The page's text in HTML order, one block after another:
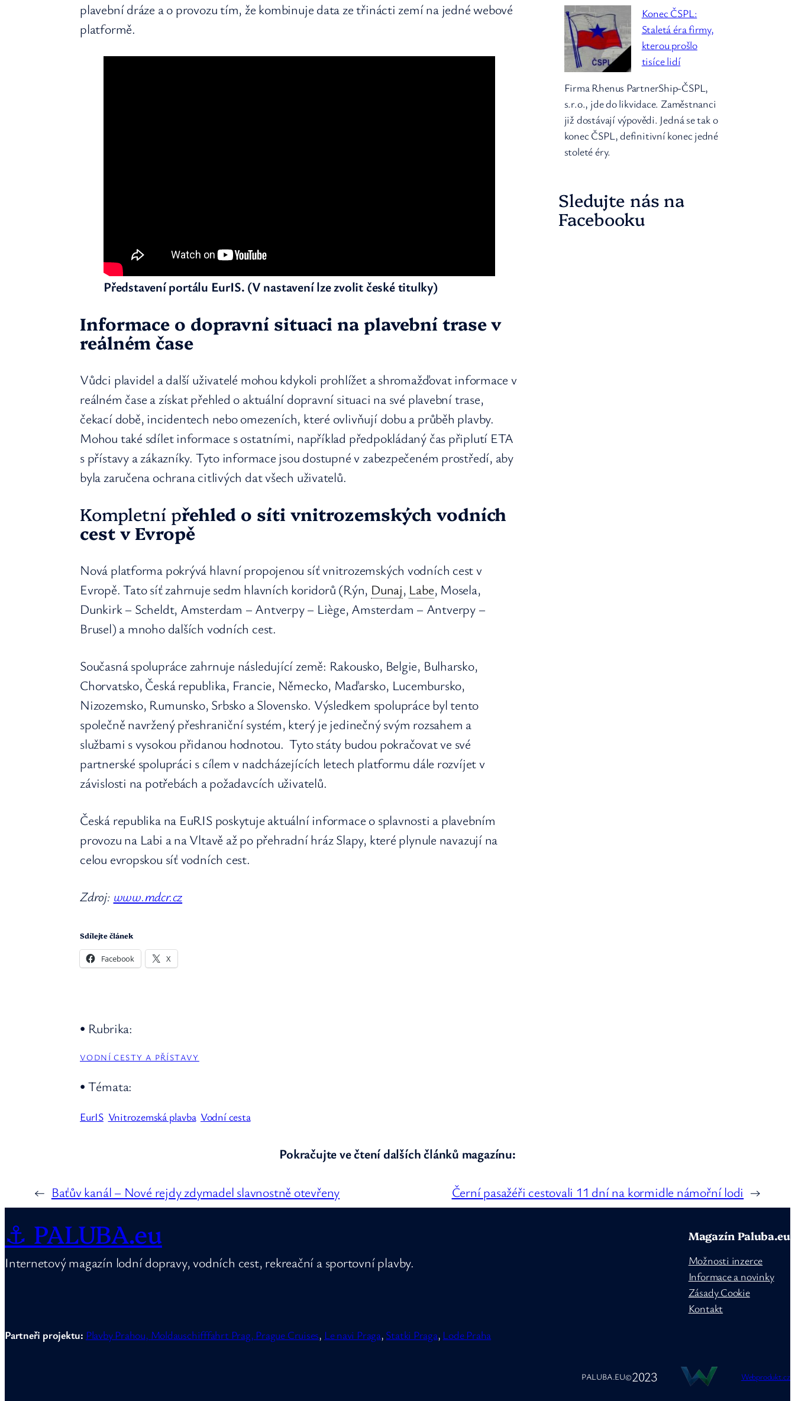
plavební dráze a o provozu tím, že kombinuje data ze třinácti zemí na jedné webové
platformě.
Představení portálu EurIS. (V nastavení lze zvolit české titulky)
Informace o dopravní situaci na plavební trase v
reálném čase
Vůdci plavidel a další uživatelé mohou kdykoli prohlížet a shromažďovat informace v
reálném čase a získat přehled o aktuální dopravní situaci na své plavební trase,
čekací době, incidentech nebo omezeních, které ovlivňují dobu a průběh plavby.
Mohou také sdílet informace s ostatními, například předpokládaný čas připlutí ETA
s přístavy a zákazníky. Tyto informace jsou dostupné v zabezpečeném prostředí, aby
byla zaručena ochrana citlivých dat všech uživatelů.
Kompletní přehled o síti vnitrozemských vodních
cest v Evropě
Nová platforma pokrývá hlavní propojenou síť vnitrozemských vodních cest v
Evropě. Tato síť zahrnuje sedm hlavních koridorů (Rýn, Dunaj, Labe, Mosela,
Dunkirk – Scheldt, Amsterdam – Antverpy – Liège, Amsterdam – Antverpy –
Brusel) a mnoho dalších vodních cest.
Současná spolupráce zahrnuje následující země: Rakousko, Belgie, Bulharsko,
Chorvatsko, Česká republika, Francie, Německo, Maďarsko, Lucembursko,
Nizozemsko, Rumunsko, Srbsko a Slovensko. Výsledkem spolupráce byl tento
společně navržený přeshraniční systém, který je jedinečný svým rozsahem a
službami s vysokou přidanou hodnotou. Tyto státy budou pokračovat ve své
partnerské spolupráci s cílem v nadcházejících letech platformu dále rozvíjet v
závislosti na potřebách a požadavcích uživatelů.
Česká republika na EuRIS poskytuje aktuální informace o splavnosti a plavebním
provozu na Labi a na Vltavě až po přehradní hráz Slapy, které plynule navazují na
celou evropskou síť vodních cest.
Zdroj: www.mdcr.cz
Sdílejte článek
Facebook X
• Rubrika:
VODNÍ CESTY A PŘÍSTAVY
• Témata:
EurIS Vnitrozemská plavba Vodní cesta
Konec ČSPL:
Staletá éra firmy,
kterou prošlo
tisíce lidí
Firma Rhenus PartnerShip-ČSPL,
s.r.o., jde do likvidace. Zaměstnanci
již dostávají výpovědi. Jedná se tak o
konec ČSPL, definitivní konec jedné
stoleté éry.
Sledujte nás na
Facebooku
Pokračujte ve čtení dalších článků magazínu:
← Baťův kanál – Nové rejdy zdymadel slavnostně otevřeny Černí pasažéři cestovali 11 dní na kormidle námořní lodi →
⚓ PALUBA.eu
Internetový magazín lodní dopravy, vodních cest, rekreační a sportovní plavby.
Magazín Paluba.eu
Možnosti inzerce
Informace a novinky
Zásady Cookie
Kontakt
Partneři projektu: Plavby Prahou, Moldauschifffahrt Prag, Prague Cruises, Le navi Praga, Statki Praga, Lode Praha
PALUBA.EU©2023 Webprodukt.cz